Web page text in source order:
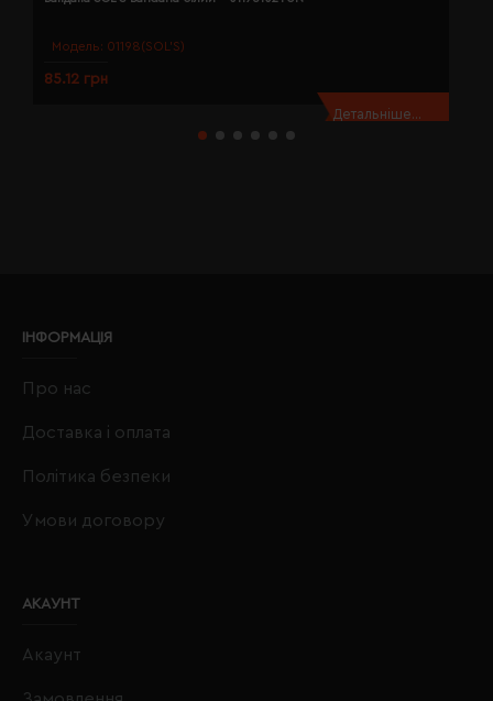
Модель: 01198(SOL’S)
85.12 грн
Детальніше...
ІНФОРМАЦІЯ
Про нас
Доставка і оплата
Політика безпеки
Умови договору
АКАУНТ
Акаунт